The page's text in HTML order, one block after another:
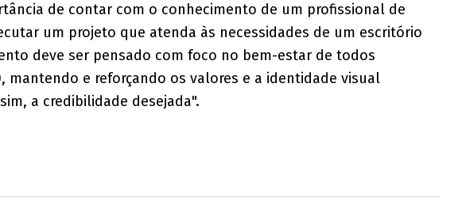
de contar com o conhecimento de um profissional de
um projeto que atenda às necessidades de um escritório
deve ser pensado com foco no bem-estar de todos
mantendo e reforçando os valores e a identidade visual
a credibilidade desejada".